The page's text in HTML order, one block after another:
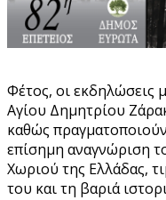
Φέτος, οι εκδηλώσεις
Αγίου Δημητρίου
καθώς
επίσημη αναγνώριση
Χωριού της Ελλάδας,
του και τη βαριά